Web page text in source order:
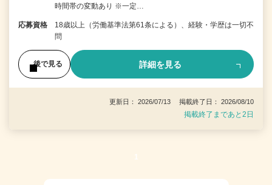
時間帯の変動あり ※一定…
応募資格
18歳以上（労働基準法第61条による）、経験・学歴は一切不
問
後で見る 詳細を見る
更新日： 2026/07/13 掲載終了日： 2026/08/10
掲載終了まであと2日
1